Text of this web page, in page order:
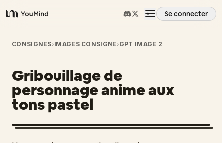
YouMind
Se connecter
Aperçu
Cas d'usage
Compétences
Invites
CONSIGNES›IMAGES CONSIGNE ›GPT IMAGE 2
Gribouillage de
personnage anime aux
tons pastel